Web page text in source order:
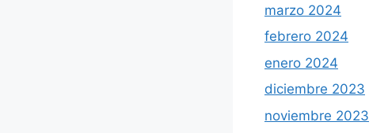
marzo 2024
febrero 2024
enero 2024
diciembre 2023
noviembre 2023